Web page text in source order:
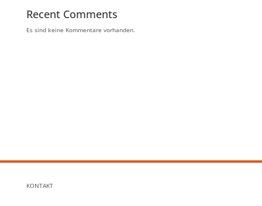
Recent Comments
Es sind keine Kommentare vorhanden.
KONTAKT